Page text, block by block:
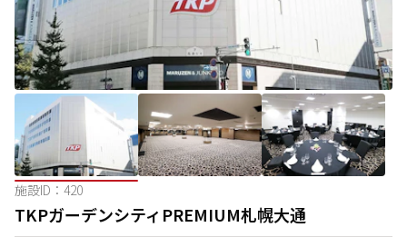
施設ID： 420
TKPガーデンシティPREMIUM札幌大通